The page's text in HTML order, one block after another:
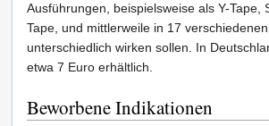
Ausführungen, beispielsweise als Y-Tape,
Tape, und mittlerweile in 17
unterschiedlich wirken sollen. In
etwa 7 Euro erhältlich.
Beworbene Indikationen